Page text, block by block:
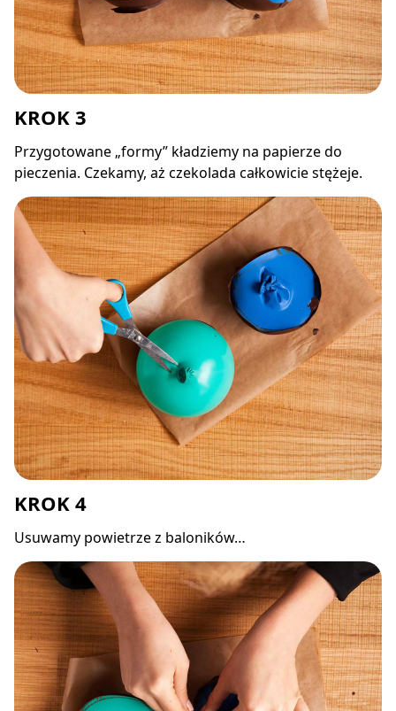
KROK 3
Przygotowane „formy” kładziemy na papierze do
pieczenia. Czekamy, aż czekolada całkowicie stężeje.
KROK 4
Usuwamy powietrze z baloników…